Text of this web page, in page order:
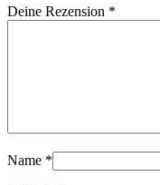
Deine Rezension *
Name *